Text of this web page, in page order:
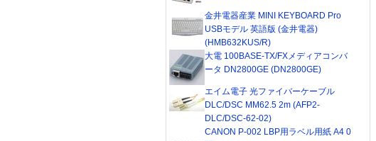
金井電器産業 MINI KEYBOARD Pro
USBモデル 英語版 (金井電器)
(HMB632KUS/R)
大電 100BASE-TX/FXメディアコンバ
ータ DN2800GE (DN2800GE)
エイム電子 光ファイバーケーブル
DLC/DSC MM62.5 2m (AFP2-
DLC/DSC-62-02)
CANON P-002 LBP用ラベル用紙 A4 0